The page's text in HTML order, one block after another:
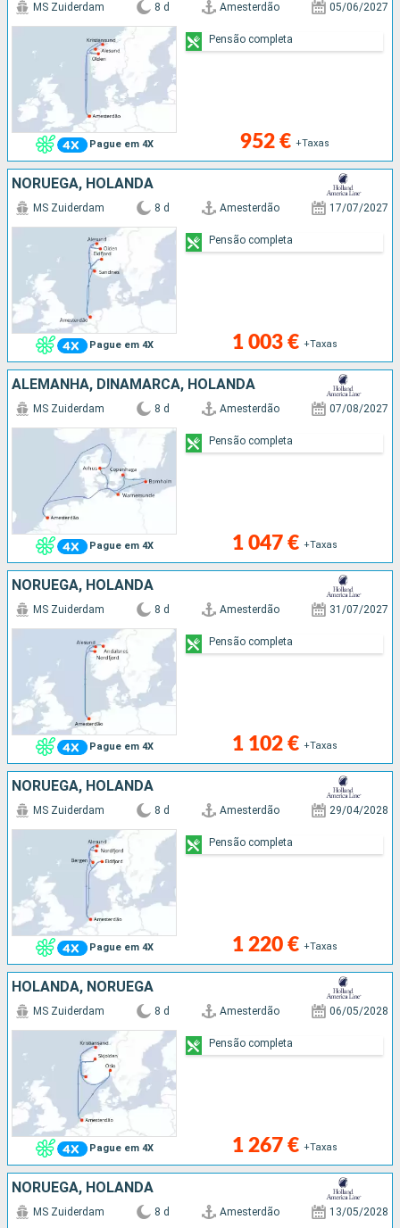
Pague em 4X
MS Zuiderdam 8 d Amesterdão 05/06/2027
952 € +Taxas
Pensão completa
NORUEGA, HOLANDA
Pague em 4X
MS Zuiderdam 8 d Amesterdão 17/07/2027
1 003 € +Taxas
Pensão completa
ALEMANHA, DINAMARCA, HOLANDA
Pague em 4X
MS Zuiderdam 8 d Amesterdão 07/08/2027
1 047 € +Taxas
Pensão completa
NORUEGA, HOLANDA
Pague em 4X
MS Zuiderdam 8 d Amesterdão 31/07/2027
1 102 € +Taxas
Pensão completa
NORUEGA, HOLANDA
Pague em 4X
MS Zuiderdam 8 d Amesterdão 29/04/2028
1 220 € +Taxas
Pensão completa
HOLANDA, NORUEGA
Pague em 4X
MS Zuiderdam 8 d Amesterdão 06/05/2028
1 267 € +Taxas
Pensão completa
NORUEGA, HOLANDA
MS Zuiderdam 8 d Amesterdão 13/05/2028